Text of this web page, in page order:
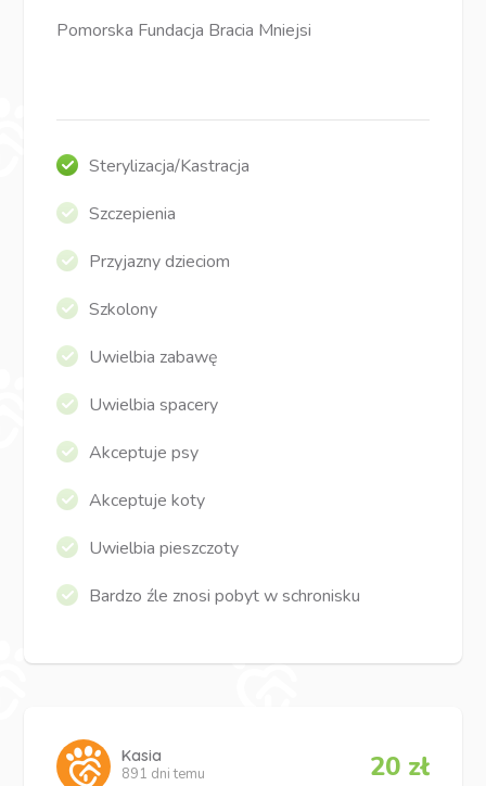
Pomorska Fundacja Bracia Mniejsi
Sterylizacja/Kastracja
Szczepienia
Przyjazny dzieciom
Szkolony
Uwielbia zabawę
Uwielbia spacery
Akceptuje psy
Akceptuje koty
Uwielbia pieszczoty
Bardzo źle znosi pobyt w schronisku
Kasia
891 dni temu
20 zł